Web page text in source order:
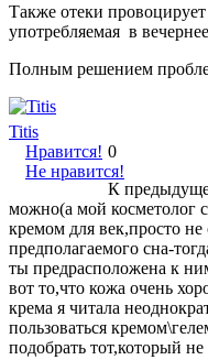
Также отеки
употребляемая в
Полным решением
Titis
Нравится!
Не нравится!
0
К
можно(а мой косметолог
кремом для век,просто не
предполагаемого сна-
ты предрасположена к
вот то,что кожа очень
крема я читала
пользоваться
подобрать тот,который